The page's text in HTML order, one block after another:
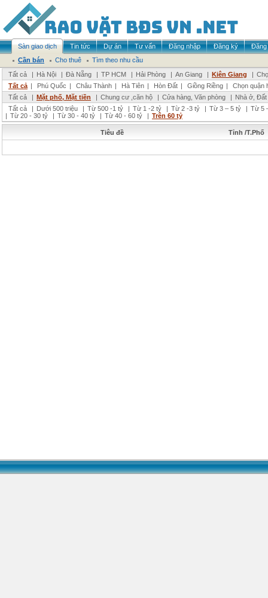
Sàn giao dịch Tin tức Dự án Tư vấn Đăng nhập Đăng ký
Đăng
Cần bán
Cho thuê
Tìm theo nhu cầu
Tất cả
| Hà Nội | Đà Nẵng | TP HCM | Hải Phòng | An Giang | Kiên Giang |
Tất cả | Phú Quốc | Châu Thành | Hà Tiên | Hòn Đất | Giồng Riềng |
Chọn quận
Tất cả
| Mặt phố, Mặt tiền | Chung cư ,căn hộ | Cửa hàng, Văn phòng | Nhà ở,
Tất cả
| Dưới 500 triệu | Từ 500 -1 tỷ | Từ 1 -2 tỷ | Từ 2 -3 tỷ | Từ 3 – 5 tỷ | Từ 5
| Từ 20 - 30 tỷ | Từ 30 - 40 tỷ | Từ 40 - 60 tỷ | Trên 60 tỷ
Tiêu đề Tỉnh /T.Phố